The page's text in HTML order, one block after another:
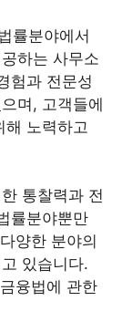
률분야에서
하는 사무소
험과 전문성
며, 고객들에
해 노력하고
통찰력과 전
률분야뿐만
양한 분야의
있습니다.
융법에 관한